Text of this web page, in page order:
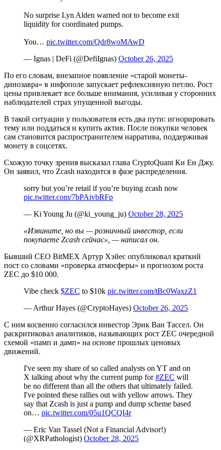
No surprise Lyn Alden warned not to become exit
liquidity for coordinated pumps.
You… pic.twitter.com/Qdr8woMAwD
— Ignas | DeFi (@DefiIgnas) October 26, 2025
По его словам, внезапное появление «старой монеты-
динозавра» в инфополе запускает рефлексивную петлю. Рост
цены привлекает все больше внимания, усиливая у сторонних
наблюдателей страх упущенной выгоды.
В такой ситуации у пользователя есть два пути: игнорировать
тему или поддаться и купить актив. После покупки человек
сам становится распространителем нарратива, поддерживая
монету в соцсетях.
Схожую точку зрения высказал глава CryptoQuant Ки Ен Джу.
Он заявил, что Zcash находится в фазе распределения.
sorry but you’re retail if you’re buying zcash now
pic.twitter.com/7bPAivbRFp
— Ki Young Ju (@ki_young_ju) October 28, 2025
«Извините, но вы — розничный инвестор, если
покупаете Zcash сейчас», — написал он.
Бывший CEO BitMEX Артур Хэйес опубликовал краткий
пост со словами «проверка атмосферы» и прогнозом роста
ZEC до $10 000.
Vibe check $ZEC to $10k pic.twitter.com/tBc0WaxzZ1
— Arthur Hayes (@CryptoHayes) October 26, 2025
С ним косвенно согласился инвестор Эрик Ван Тассел. Он
раскритиковал аналитиков, называющих рост ZEC очередной
схемой «памп и дамп» на основе прошлых ценовых
движений.
I've seen my share of so called analysts on YT and on
X talking about why the current pump for#ZEC will
be no different than all the others that ultimately failed.
I've pointed these rallies out with yellow arrows. They
say that Zcash is just a pump and dump scheme based
on… pic.twitter.com/05u1QCQI4r
— Eric Van Tassel (Not a Financial Advisor!)
(@XRPathologist) October 28, 2025